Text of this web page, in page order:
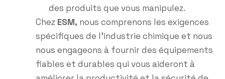
des produits que vous manipulez.
Chez ESM, nous comprenons les exigences
spécifiques de l’industrie chimique et nous
nous engageons à fournir des équipements
fiables et durables qui vous aideront à